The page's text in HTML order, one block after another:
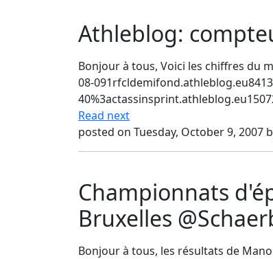
Athleblog:
Bonjour à tous, Voici les chiffres du
08-
Read next
posted on Tuesday, October 9, 2007
Championnats
Bruxelles
Bonjour à tous, les résultats de